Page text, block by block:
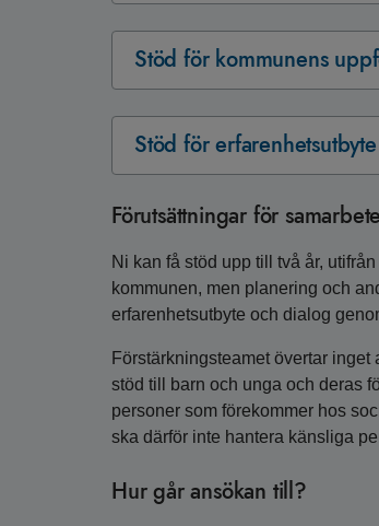
Stöd för kommunens
Stöd för
Förutsättningar för
Ni kan få stöd upp till två år,
kommunen, men planering och
erfarenhetsutbyte och dialog
Förstärkningsteamet övertar
stöd till barn och unga och deras
personer som förekommer hos
ska därför inte hantera känsliga
Hur går ansökan till?